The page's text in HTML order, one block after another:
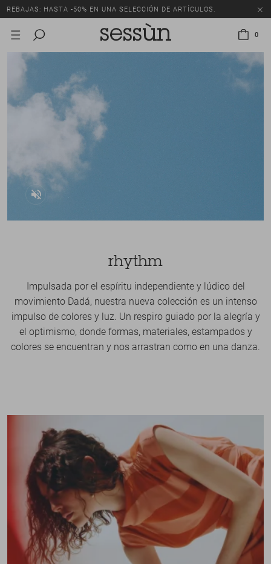
REBAJAS: HASTA -50% EN UNA SELECCIÓN DE ARTÍCULOS.
0
rhythm
Impulsada por el espíritu independiente y lúdico del
movimiento Dadá, nuestra nueva colección es un intenso
impulso de colores y luz. Un respiro guiado por la alegría y
el optimismo, donde formas, materiales, estampados y
colores se encuentran y nos arrastran como en una danza.